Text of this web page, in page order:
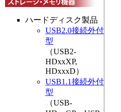
ハードディスク製品
USB2.0接続外付
型
（USB2-
HDxxXP,
HDxxxD）
USB1.1接続外付
型
（USB-